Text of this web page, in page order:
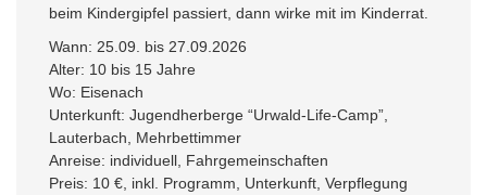
beim Kindergipfel passiert, dann wirke mit im Kinderrat.
Wann: 25.09. bis 27.09.2026
Alter: 10 bis 15 Jahre
Wo: Eisenach
Unterkunft: Jugendherberge “Urwald-Life-Camp”,
Lauterbach, Mehrbettimmer
Anreise: individuell, Fahrgemeinschaften
Preis: 10 €, inkl. Programm, Unterkunft, Verpflegung